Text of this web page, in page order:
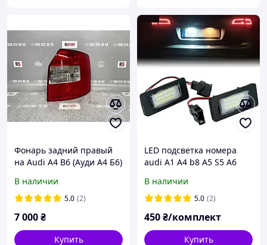
Фонарь задний правый
на Audi A4 B6 (Ауди А4 Б6)
В наличии
5.0 (2)
7 000₴
Купить
LED подсветка номера
audi A1 A4 b8 A5 S5 A6
В наличии
5.0 (2)
450₴/комплект
Купить